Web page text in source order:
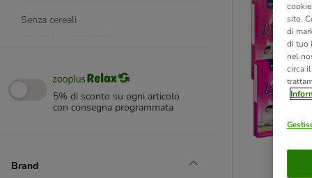
Senza cereali
per boli di pelo
con Taurina
con Vitamine
Premietti
5% di sconto su ogni articolo
con consegna programmata
Brand
sito.
di
di tuo
nel
circa